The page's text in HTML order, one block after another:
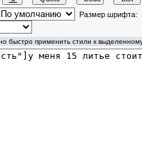
Размер шрифта: